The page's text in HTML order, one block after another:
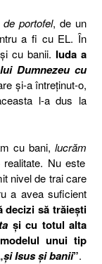
portofel, de un
a fi cu EL. În
cu banii. Iuda a
Dumnezeu cu
şi-a întreţinut-o,
l-a dus la
cu bani,lucrăm
Nu este
nivel de trai care
a avea suficient
decizi să trăieşti
şi cu totul alta
unui tip
şi Isus şi banii”.